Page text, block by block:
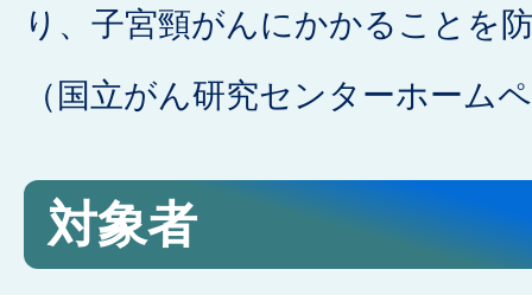
り、子宮頸がんにかかることを
（国立がん研究センターホーム
対象者